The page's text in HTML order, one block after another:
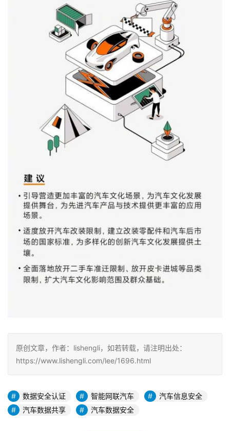
原创文章，作者：lishengli，如若转载，请注明出处：
https://www.lishengli.com/lee/1696.html
数据安全认证 智能网联汽车
汽车信息安全
汽车数据共享
汽车数据安全